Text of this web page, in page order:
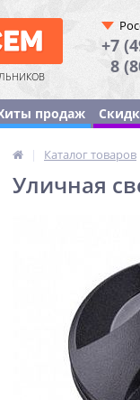
+7
8
продаж
| Каталог товаров
Уличная